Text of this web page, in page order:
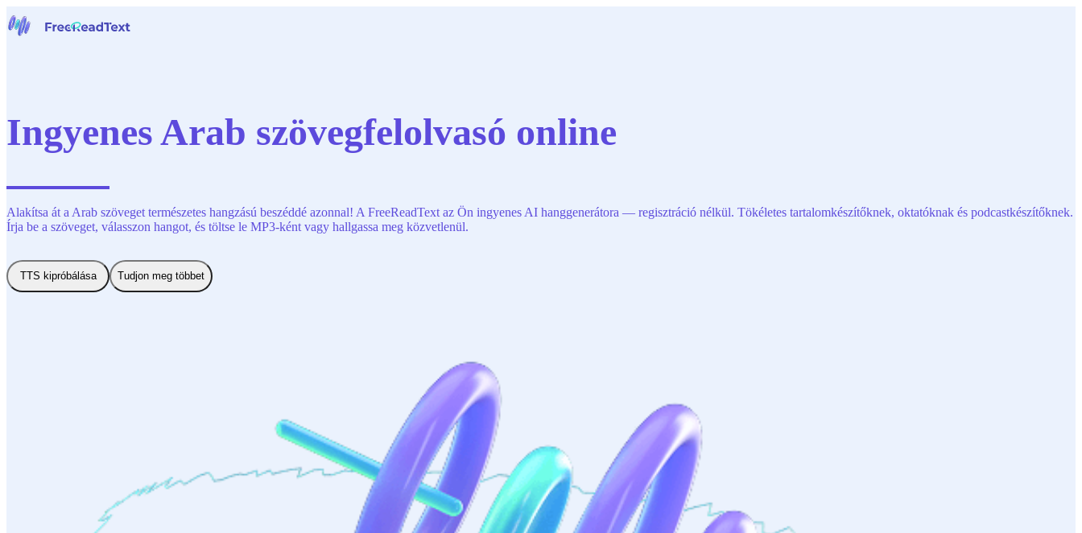
Árak
Kapcsolat
Ingyenes Arab szövegfelolvasó online
Alakítsa át a Arab szöveget természetes hangzású beszéddé azonnal! A FreeReadText az Ön ingyenes AI hanggenerátora — regisztráció nélkül. Tökéletes tartalomkészítőknek, oktatóknak és podcastkészítőknek.
Írja be a szöveget, válasszon hangot, és töltse le MP3-ként vagy hallgassa meg közvetlenül.
TTS kipróbálása Tudjon meg többet